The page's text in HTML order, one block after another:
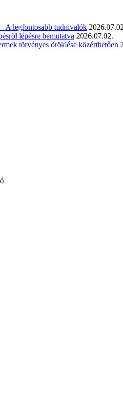
A legfontosabb tudnivalók
lépésre bemutatva 2026.07.02.
törvényes öröklése közérthetően